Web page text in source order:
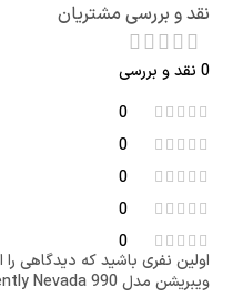
نقد و بررسی مشتریان
0 نقد و بررسی
0
0
0
0
0
اولین نفری باشید که دیدگاهی را
ویبریشن مدل Bently Nevada 990”